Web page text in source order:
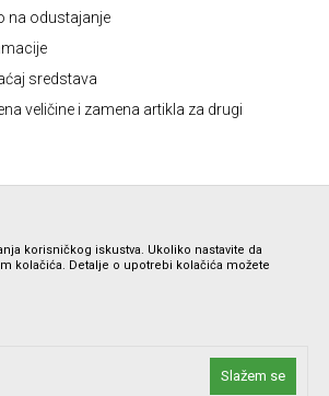
na odustajanje
sredstava
veličine i zamena artikla za drugi
da su sve informacije kompletne i bez grešaka.
možete proveriti pozivom Call Centra na 012/
korisničkog iskustva. Ukoliko nastavite da
kolačića. Detalje o upotrebi kolačića možete
Slažem se